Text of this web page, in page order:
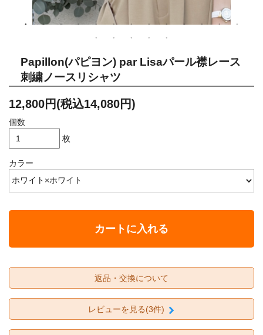
Papillon(パピヨン) par Lisaパール襟レース
刺繍ノースリシャツ
12,800円(税込14,080円)
個数
枚
カラー
カートに入れる
返品・交換について
レビューを見る(3件)